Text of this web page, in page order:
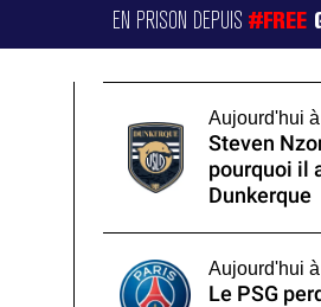
EN PRISON DEPUIS#FREE
Aujourd'hui
Steven
pourquoi il
Dunkerque
Aujourd'hui
Le PSG